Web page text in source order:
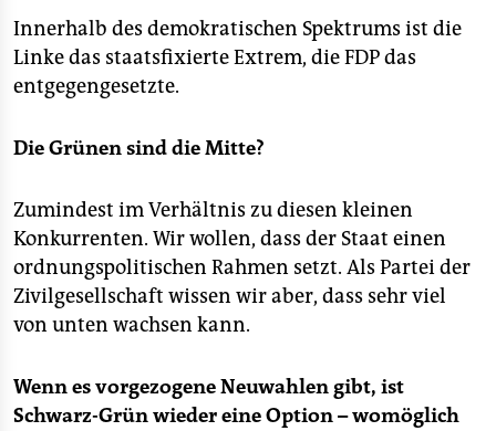
Innerhalb des demokratischen Spektrums ist die
Linke das staatsfixierte Extrem, die FDP das
entgegengesetzte.
Die Grünen sind die Mitte?
Zumindest im Verhältnis zu diesen kleinen
Konkurrenten. Wir wollen, dass der Staat einen
ordnungspolitischen Rahmen setzt. Als Partei der
Zivilgesellschaft wissen wir aber, dass sehr viel
von unten wachsen kann.
Wenn es vorgezogene Neuwahlen gibt, ist
Schwarz-Grün wieder eine Option – womöglich